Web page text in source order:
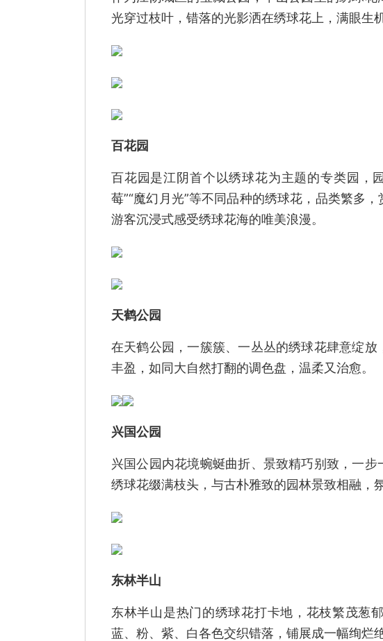
光穿过枝叶，错落的光影洒在绣球花上，满眼生
百花园
百花园是江阴首个以绣球花为主题的专类园，
莓”“魔幻月光”等不同品种的绣球花，品类繁多
游客沉浸式感受绣球花海的唯美浪漫。
天鹤公园
在天鹤公园，一簇簇、一丛丛的绣球花肆意绽
丰盈，如同大自然打翻的调色盘，温柔又治愈。
兴国公园
兴国公园内花境蜿蜒曲折、景致精巧别致，一
绣球花缀满枝头，与古朴雅致的园林景致相融，
东林半山
东林半山是热门的绣球花打卡地，花枝繁茂葱
蓝、粉、紫、白各色交织错落，铺展成一幅绚烂